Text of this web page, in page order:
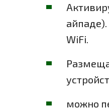
WiFi.
можно